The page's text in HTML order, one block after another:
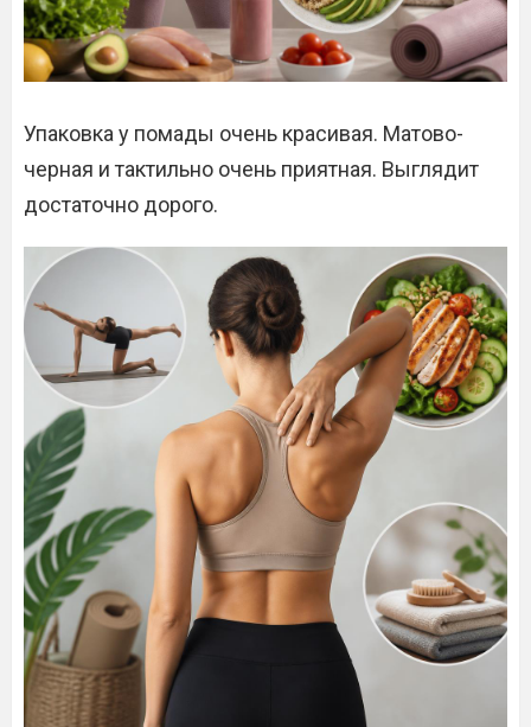
Упаковка у помады очень красивая. Матово-
черная и тактильно очень приятная. Выглядит
достаточно дорого.